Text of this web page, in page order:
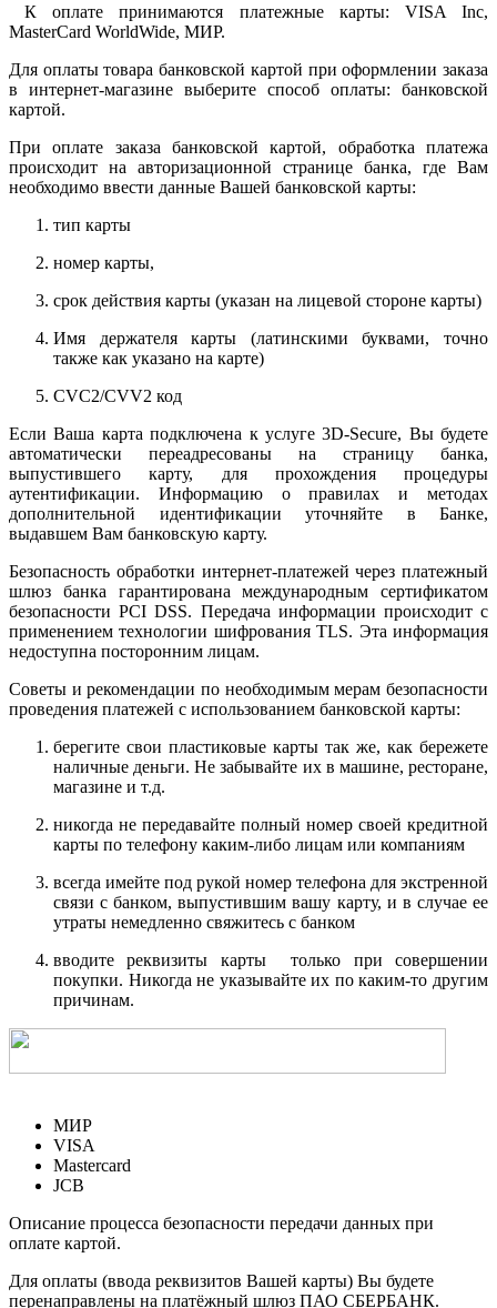
К оплате принимаются платежные карты: VISA Inc,
MasterCard WorldWide, МИР.
Для оплаты товара банковской картой при оформлении заказа
в интернет-магазине выберите способ оплаты: банковской
картой.
При оплате заказа банковской картой, обработка платежа
происходит на авторизационной странице банка, где Вам
необходимо ввести данные Вашей банковской карты:
тип карты
номер карты,
срок действия карты (указан на лицевой стороне карты)
Имя держателя карты (латинскими буквами, точно
также как указано на карте)
CVC2/CVV2 код
Если Ваша карта подключена к услуге 3D-Secure, Вы будете
автоматически переадресованы на страницу банка,
выпустившего карту, для прохождения процедуры
аутентификации. Информацию о правилах и методах
дополнительной идентификации уточняйте в Банке,
выдавшем Вам банковскую карту.
Безопасность обработки интернет-платежей через платежный
шлюз банка гарантирована международным сертификатом
безопасности PCI DSS. Передача информации происходит с
применением технологии шифрования TLS. Эта информация
недоступна посторонним лицам.
Советы и рекомендации по необходимым мерам безопасности
проведения платежей с использованием банковской карты:
берегите свои пластиковые карты так же, как бережете
наличные деньги. Не забывайте их в машине, ресторане,
магазине и т.д.
никогда не передавайте полный номер своей кредитной
карты по телефону каким-либо лицам или компаниям
всегда имейте под рукой номер телефона для экстренной
связи с банком, выпустившим вашу карту, и в случае ее
утраты немедленно свяжитесь с банком
вводите реквизиты карты только при совершении
покупки. Никогда не указывайте их по каким-то другим
причинам.
МИР
VISA
Mastercard
JCB
Описание процесса безопасности передачи данных при
оплате картой.
Для оплаты (ввода реквизитов Вашей карты) Вы будете
перенаправлены на платёжный шлюз ПАО СБЕРБАНК.